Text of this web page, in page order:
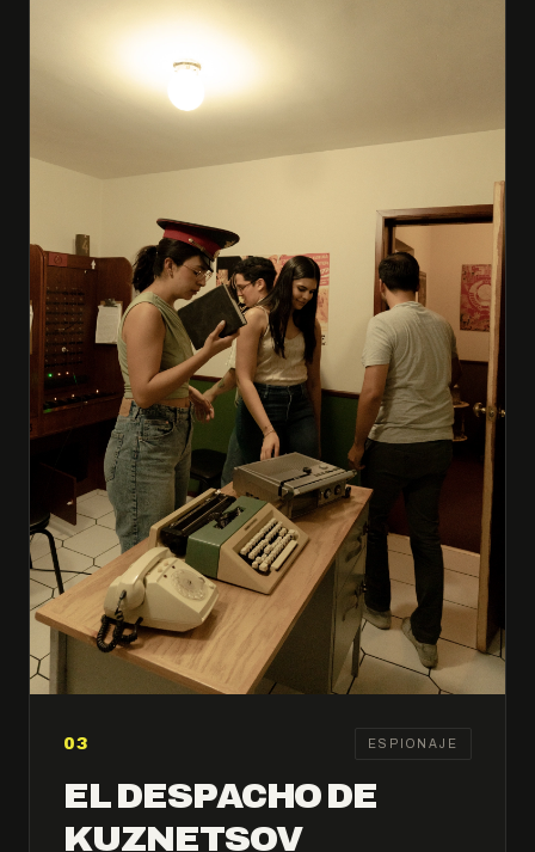
03 ESPIONAJE
EL DESPACHO DE
KUZNETSOV